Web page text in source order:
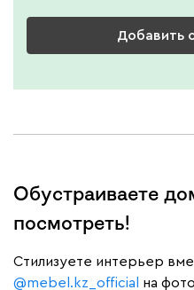
Добавить
Обустраиваете
посмотреть!
Cтилизуете интерьер
@mebel.kz_official
на